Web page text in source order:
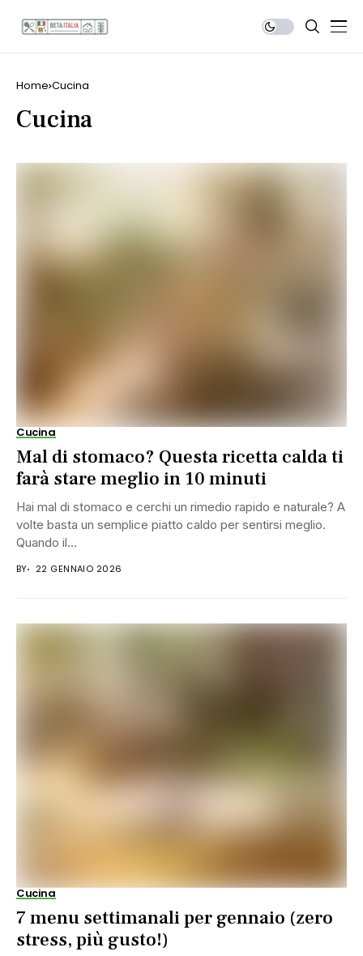
Home Cucina
Cucina
Cucina
Mal di stomaco? Questa ricetta calda ti
farà stare meglio in 10 minuti
Hai mal di stomaco e cerchi un rimedio rapido e naturale? A
volte basta un semplice piatto caldo per sentirsi meglio.
Quando il...
BY 22 GENNAIO 2026
Cucina
7 menu settimanali per gennaio (zero
stress, più gusto!)